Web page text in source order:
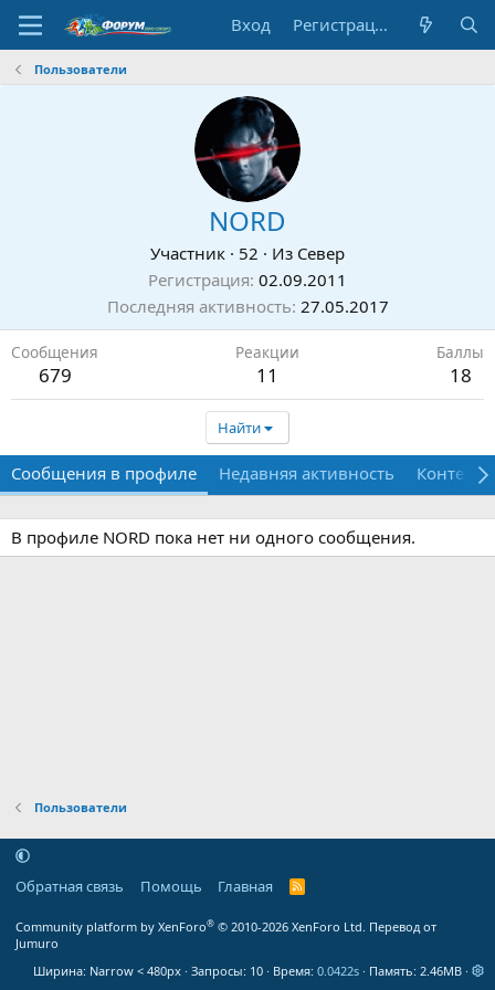
Вход Регистрация
Пользователи
NORD
Участник · 52 · Из Cевер
Регистрация 02.09.2011
Последняя активность 27.05.2017
Сообщения
679
Реакции
11
Баллы
18
Найти
Сообщения в профиле Недавняя активность Контент
В профиле NORD пока нет ни одного сообщения.
Пользователи
Обратная связь Помощь Главная
R
Community platform by XenForo® © 2010-2026 XenForo Ltd. Перевод от
Jumuro
Ширина
Запросы 10 Время 0.0422s Память 2.46MB